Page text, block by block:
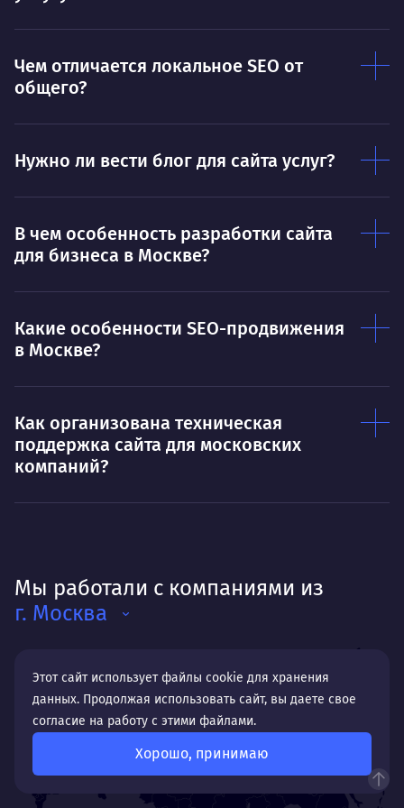
Ты — это то, что ты делаешь. Этим всё
сказано.
О
Чем отличается локальное SEO от
общего?
Нужно ли вести блог для сайта услуг?
В чем особенность разработки сайта
для бизнеса в Москве?
Какие особенности SEO-продвижения
в Москве?
Как организована техническая
поддержка сайта для московских
компаний?
Мы работали с компаниями из
г. Москва
Этот сайт использует файлы cookie для хранения
данных. Продолжая использовать сайт, вы даете свое
согласие на работу с этими файлами.
Хорошо, принимаю